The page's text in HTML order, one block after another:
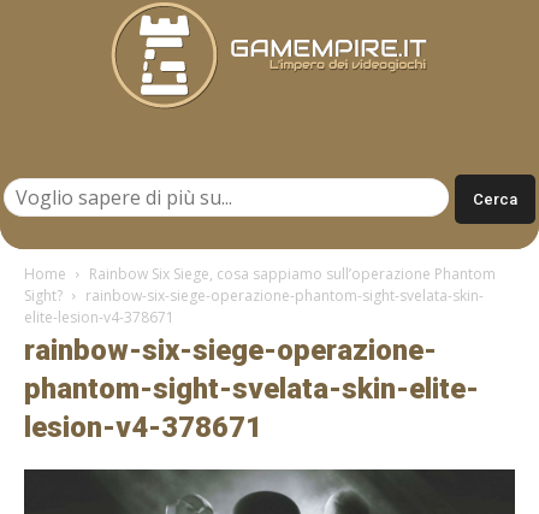
Home
Rainbow Six Siege, cosa sappiamo sull’operazione Phantom
Sight?
rainbow-six-siege-operazione-phantom-sight-svelata-skin-
elite-lesion-v4-378671
rainbow-six-siege-operazione-
phantom-sight-svelata-skin-elite-
lesion-v4-378671